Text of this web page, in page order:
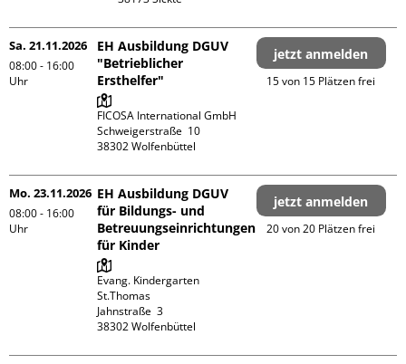
Sa. 21.11.2026
08:00 - 16:00
Uhr
EH Ausbildung DGUV
"Betrieblicher
Ersthelfer"
FICOSA International GmbH
Schweigerstraße  10
jetzt anmelden
15 von 15 Plätzen frei
Mo. 23.11.2026
08:00 - 16:00
Uhr
EH Ausbildung DGUV
für Bildungs- und
Betreuungseinrichtungen
für Kinder
Evang. Kindergarten
St.Thomas
Jahnstraße  3
jetzt anmelden
20 von 20 Plätzen frei